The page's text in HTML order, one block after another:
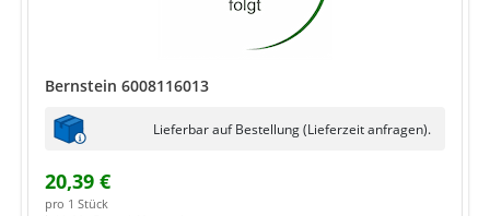
Bernstein 6008116013
Lieferbar auf Bestellung (Lieferzeit anfragen).
20,39 €
pro 1 Stück